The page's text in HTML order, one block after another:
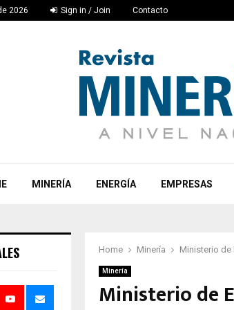
2026 Sign in / Join Contacto
MINERÍA ENERGÍA EMPRESAS
Home Minería Ministerio de
Minería
Ministerio de